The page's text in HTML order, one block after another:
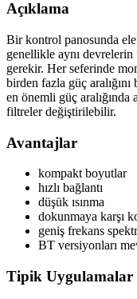
Açıklama
Bir kontrol panosunda
genellikle aynı devrelerin
gerekir. Her seferinde
birden fazla güç
en önemli güç
filtreler değiştirilebilir.
Avantajlar
kompakt boyutlar
hızlı bağlantı
düşük ısınma
dokunmaya karşı
geniş frekans
BT versiyonları
Tipik Uygulamalar